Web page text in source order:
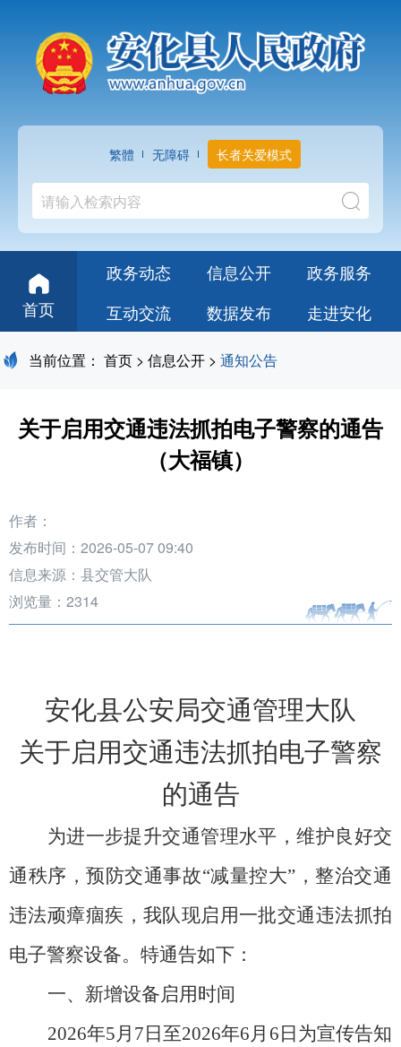
繁體 无障碍 长者关爱模式
首页
政务动态 信息公开
政务服务
互动交流
数据发布 走进安化
当前位置： 首页 > 信息公开 > 通知公告
关于启用交通违法抓拍电子警察的通告
（大福镇）
作者：
发布时间：2026-05-07 09:40
信息来源：县交管大队
浏览量： 2314
安化县公安局交通管理大队
关于启用交通违法抓拍电子警察
的通告
为进一步提升交通管理水平，维护良好交
通秩序，预防交通事故“减量控大”，整治交通
违法顽瘴痼疾，我队现启用一批交通违法抓拍
电子警察设备。 特通告如下：
一、新增设备启用时间
2026年5月7日至2026年6月6日为宣传告知